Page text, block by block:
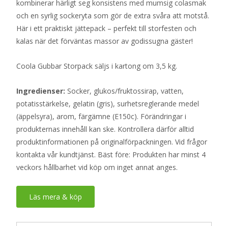
kombinerar härligt seg konsistens med mumsig colasmak
och en syrlig sockeryta som gör de extra svåra att motstå.
Här i ett praktiskt jättepack – perfekt till storfesten och
kalas när det förväntas massor av godissugna gäster!
Coola Gubbar Storpack säljs i kartong om 3,5 kg.
Ingredienser: Socker, glukos/fruktossirap, vatten,
potatisstärkelse, gelatin (gris), surhetsreglerande medel
(äppelsyra), arom, färgämne (E150c). Förändringar i
produkternas innehåll kan ske. Kontrollera därför alltid
produktinformationen på originalförpackningen. Vid frågor
kontakta vår kundtjänst. Bäst före: Produkten har minst 4
veckors hållbarhet vid köp om inget annat anges.
Läs mera & köp